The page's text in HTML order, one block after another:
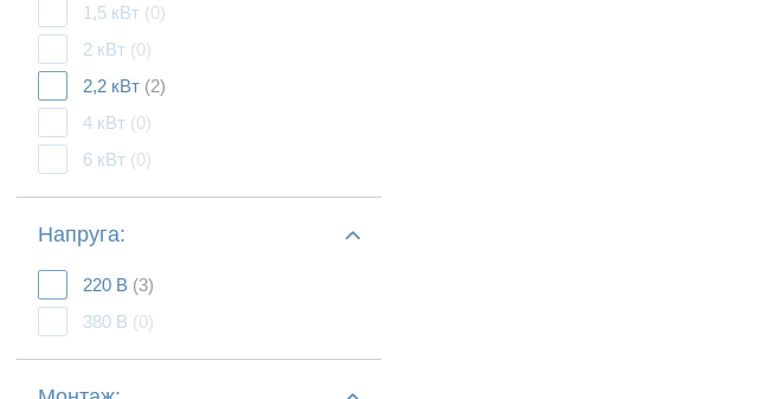
1,5 кВт (0)
2 кВт (0)
2,2 кВт (2)
4 кВт (0)
6 кВт (0)
Напруга:
220 В (3)
380 В (0)